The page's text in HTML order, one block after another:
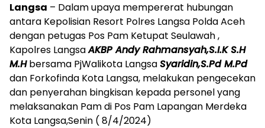
Langsa – Dalam upaya mempererat hubungan
antara Kepolisian Resort Polres Langsa Polda Aceh
dengan petugas Pos Pam Ketupat Seulawah ,
Kapolres LangsaAKBP Andy Rahmansyah,S.I.K S.H
M.Hbersama PjWalikota LangsaSyaridin,S.Pd M.Pd
dan Forkofinda Kota Langsa, melakukan pengecekan
dan penyerahan bingkisan kepada personel yang
melaksanakan Pam di Pos Pam Lapangan Merdeka
Kota Langsa,Senin ( 8/4/2024)